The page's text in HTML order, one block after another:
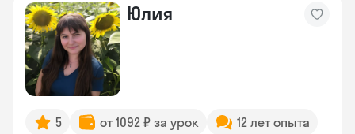
Юлия
5 от 1092 ₽ за урок 12 лет опыта